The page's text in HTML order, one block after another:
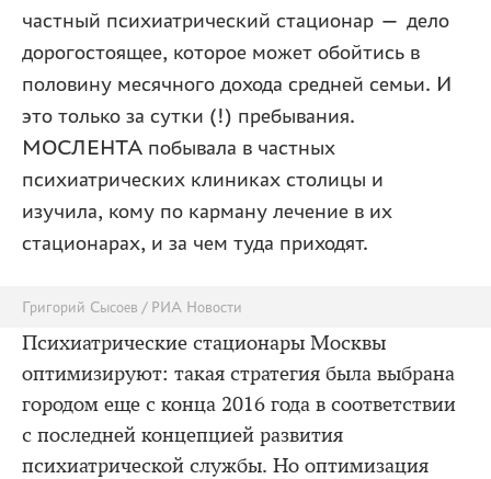
частный психиатрический стационар — дело
дорогостоящее, которое может обойтись в
половину месячного дохода средней семьи. И
это только за сутки (!) пребывания.
МОСЛЕНТА побывала в частных
психиатрических клиниках столицы и
изучила, кому по карману лечение в их
стационарах, и за чем туда приходят.
Григорий Сысоев / РИА Новости
Психиатрические стационары Москвы
оптимизируют: такая стратегия была выбрана
городом еще с конца 2016 года в соответствии
с последней концепцией развития
психиатрической службы. Но оптимизация